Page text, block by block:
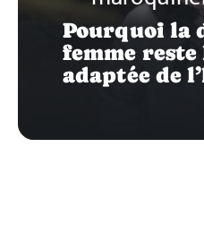
Pourquoi la
femme reste
adaptée de